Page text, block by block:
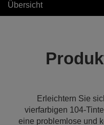
Übersicht
Erleichtern Sie
vierfarbigen 104-
eine problemlose und